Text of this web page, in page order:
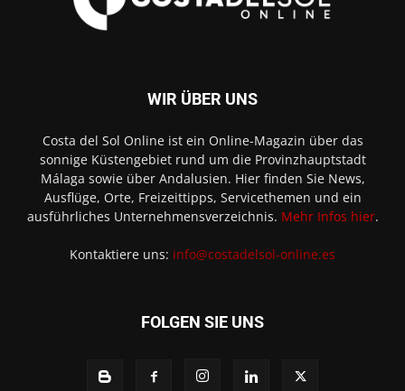
WIR ÜBER UNS
Costa del Sol Online ist ein Online-Magazin über das
sonnige Küstengebiet rund um die Provinzhauptstadt
Málaga sowie über Andalusien. Hier finden Sie News,
Ausflüge, Orte, Freizeittipps, Servicethemen und ein
ausführliches Unternehmensverzeichnis. Mehr Infos hier.
Kontaktiere uns: info@costadelsol-online.es
FOLGEN SIE UNS